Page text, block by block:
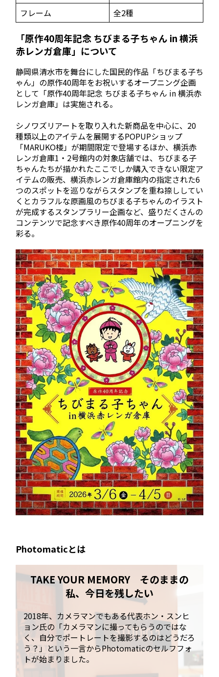
フレーム
全2種
「原作40周年記念 ちびまる子ちゃん in 横浜
赤レンガ倉庫」について
静岡県清⽔市を舞台にした国民的作品「ちびまる子ち
ゃん」の原作40周年をお祝いするオープニング企画
として「原作40周年記念 ちびまる子ちゃん in 横浜赤
レンガ倉庫」は実施される。
シノワズリアートを取り入れた新商品を中心に、20
種類以上のアイテムを展開するPOPUPショップ
「MARUKO楼」が期間限定で登場するほか、横浜赤
レンガ倉庫1・2号館内の対象店舗では、ちびまる子
ちゃんたちが描かれたここでしか購入できない限定ア
イテムの販売、横浜赤レンガ倉庫館内の指定された6
つのスポットを巡りながらスタンプを重ね捺ししてい
くとカラフルな原画風のちびまる子ちゃんのイラスト
が完成するスタンプラリー企画など、盛りだくさんの
コンテンツで記念すべき原作40周年のオープニングを
彩る。
Photomaticとは
TAKE YOUR MEMORY そのままの
私、今日を残したい
2018年、カメラマンでもある代表ホン・スンヒ
ョン氏の「カメラマンに撮ってもらうのではな
く、自分でポートレートを撮影するのはどうだろ
う？」という一言からPhotomaticのセルフフォ
トが始まりました。